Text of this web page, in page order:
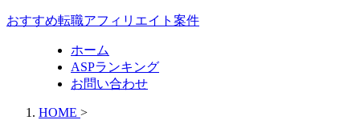
おすすめ転職アフィリエイト案件
ホーム
ASPランキング
お問い合わせ
HOME >